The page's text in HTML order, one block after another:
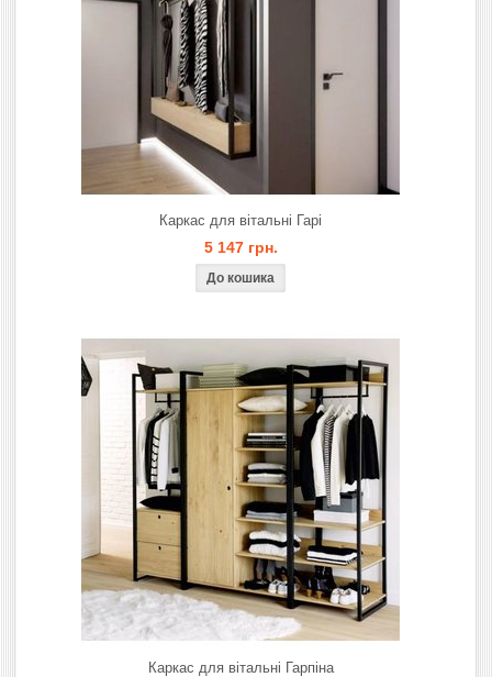
Каркас для вітальнi Гарi
5 147 грн.
Каркас для вітальнi Гарпіна